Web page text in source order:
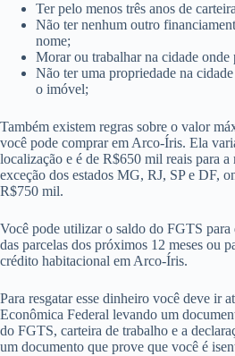
Ter pelo menos três anos de
Não ter nenhum outro
nome;
Morar ou trabalhar na cidade
Não ter uma propriedade na
o imóvel;
Também existem regras sobre o valor
você pode comprar em Arco-Íris. Ela
localização e é de R$650 mil reais para a
exceção dos estados MG, RJ, SP e DF,
R$750 mil.
Você pode utilizar o saldo do FGTS para
das parcelas dos próximos 12 meses ou
crédito habitacional em Arco-Íris.
Para resgatar esse dinheiro você deve ir
Econômica Federal levando um
do FGTS, carteira de trabalho e a
um documento que prove que você é